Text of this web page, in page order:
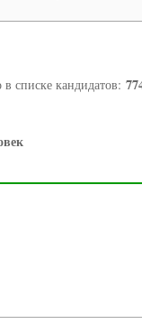
списке кандидатов: